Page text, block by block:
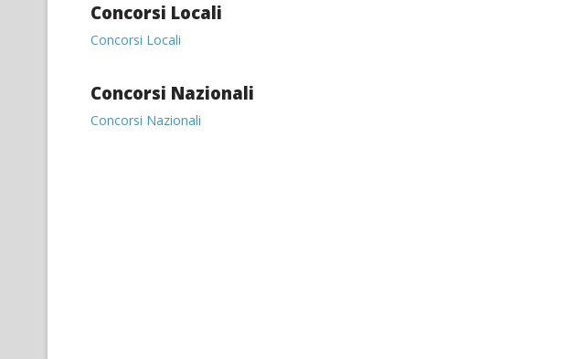
Concorsi Locali
Concorsi Locali
Concorsi Nazionali
Concorsi Nazionali